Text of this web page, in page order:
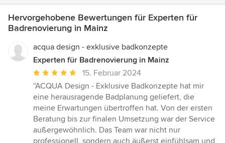
Hervorgehobene Bewertungen für Experten für
Badrenovierung in Mainz
acqua design - exklusive badkonzepte
Experten für Badrenovierung in Mainz
Durchschnittliche
Bewertung:
5
von
5
Sternen
15. Februar 2024
“ACQUA Design - Exklusive Badkonzepte hat mir
eine herausragende Badplanung geliefert, die
meine Erwartungen übertroffen hat. Von der ersten
Beratung bis zur finalen Umsetzung war der Service
außergewöhnlich. Das Team war nicht nur
professionell, sondern auch äußerst einfühlsam und